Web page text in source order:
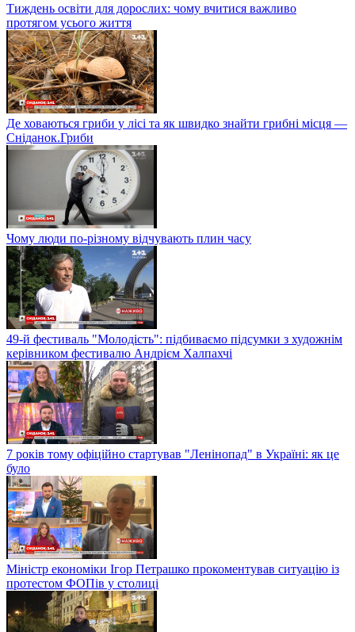
Тиждень освіти для дорослих: чому вчитися важливо
протягом усього життя
Де ховаються гриби у лісі та як швидко знайти грибні місця —
Сніданок.Гриби
Чому люди по-різному відчувають плин часу
49-й фестиваль "Молодість": підбиваємо підсумки з художнім
керівником фестивалю Андрієм Халпахчі
7 років тому офіційно стартував "Ленінопад" в Україні: як це
було
Міністр економіки Ігор Петрашко прокоментував ситуацію із
протестом ФОПів у столиці